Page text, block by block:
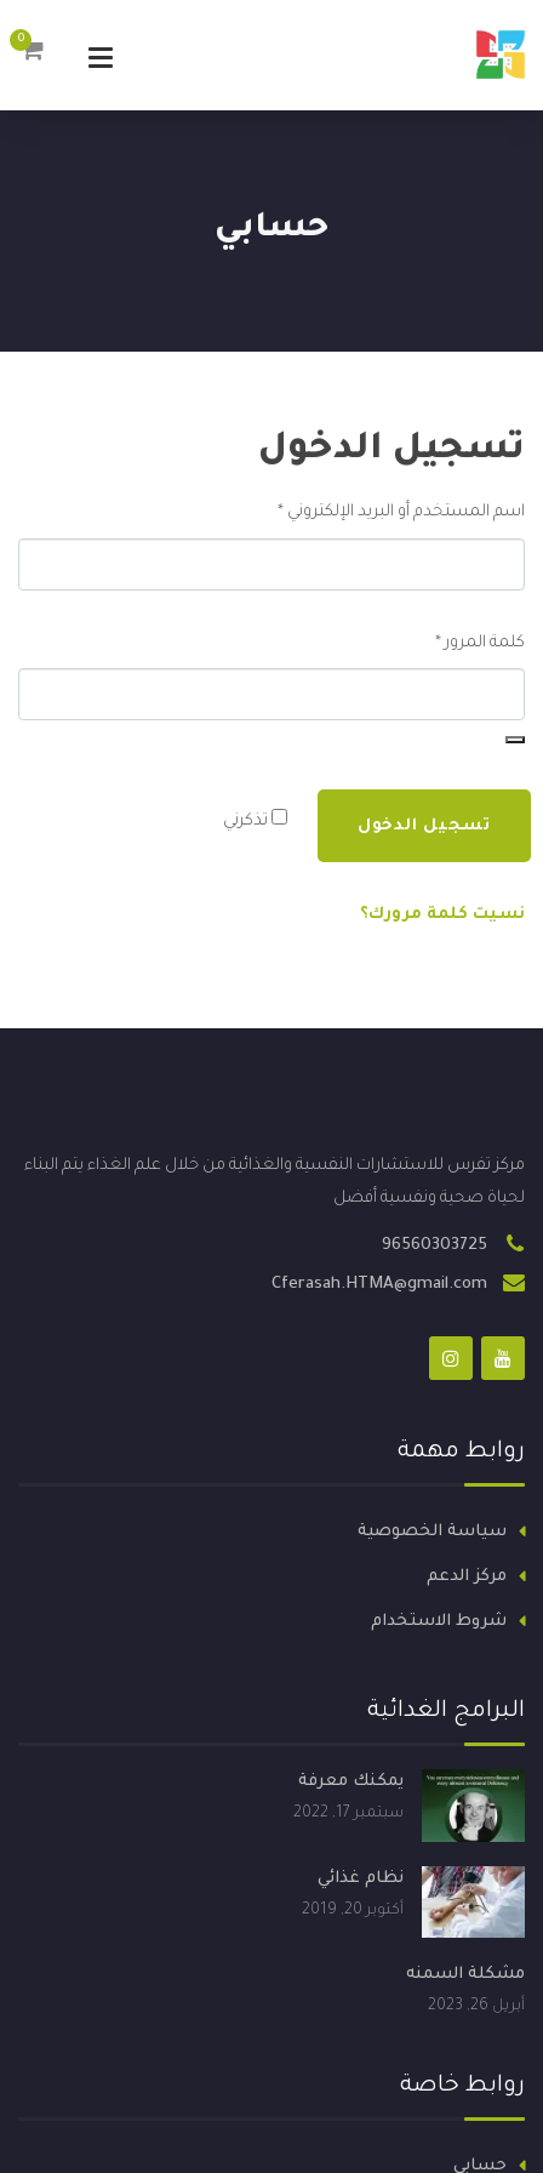
0
حسابي
تسجيل الدخول
اسم المستخدم أو البريد الإلكتروني *مطلوبة
كلمة المرور *مطلوبة
تذكرني تسجيل الدخول
نسيت كلمة مرورك؟
مركز تفرس للاستشارات النفسية والغذائية من خلال علم الغذاء يتم البناء
لحياة صحية ونفسية أفضل
96560303725
Cferasah.HTMA@gmail.com
روابط مهمة
سياسة الخصوصية
مركز الدعم
شروط الاستخدام
البرامج الغدائية
يمكنك معرفة
سبتمبر 17, 2022
نظام غذائي
أكتوبر 20, 2019
مشكلة السمنه
أبريل 26, 2023
روابط خاصة
حسابي